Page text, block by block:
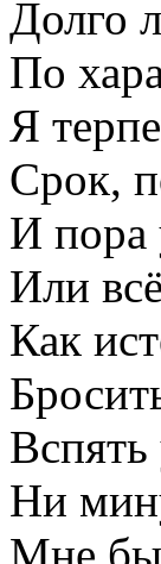
Долго
По
Я
Срок,
И пора
Или
Как
Вспять
Ни